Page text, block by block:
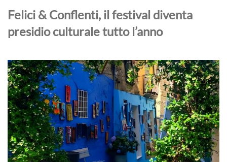
Felici & Conflenti, il festival diventa
presidio culturale tutto l’anno